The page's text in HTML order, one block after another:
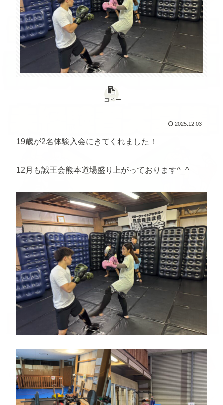
コピー
2025.12.03
19歳が2名体験入会にきてくれました！
12月も誠王会熊本道場盛り上がっております^_^